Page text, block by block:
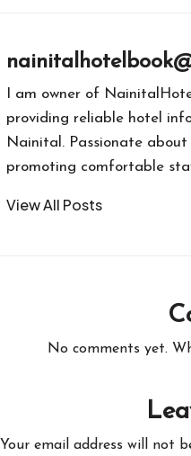
I am owner of
providing reliable hotel
Nainital. Passionate
promoting comfortable
View All Posts
No comments yet.
Your email address will not